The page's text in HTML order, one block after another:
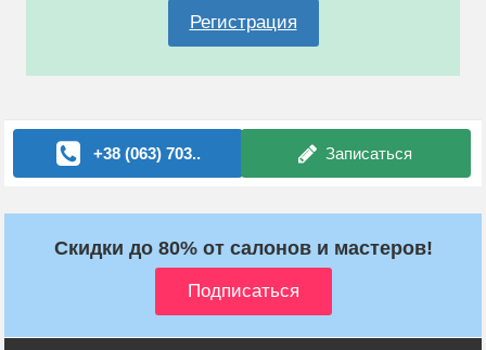
Регистрация
+38 (063) 703.. Записаться
Скидки до 80% от салонов и мастеров!